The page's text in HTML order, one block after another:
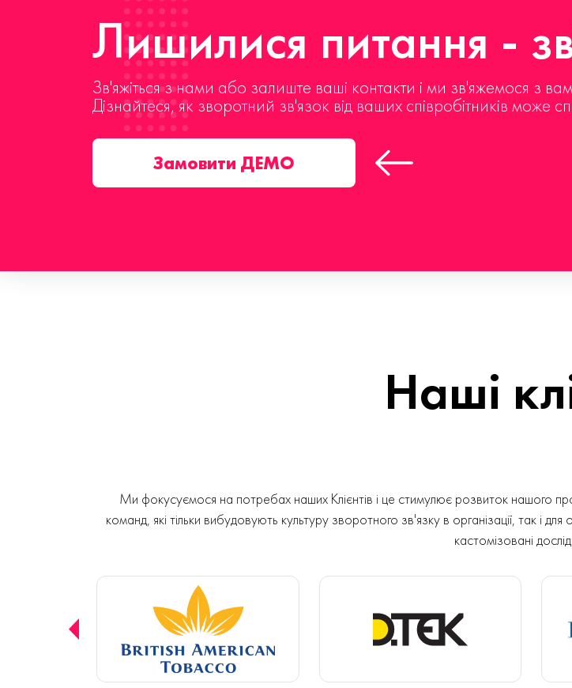
Лишилися питання -
Зв'яжіться з нами або залиште ваші контакти і ми зв'яжемося з
Дізнайтеся, як зворотний зв'язок від ваших співробітників може
Замовити ДЕМО
Наші
Ми фокусуємося на потребах наших Клієнтів і це стимулює розвиток нашого
команд, які тільки вибудовують культуру зворотного зв'язку в організації, так і
кастомізовані